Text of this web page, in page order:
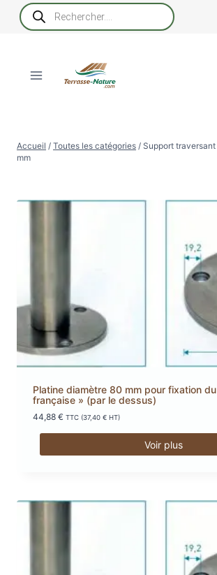
Recherche
de
produits
Accueil / Toutes les catégories / Support
mm
Platine diamètre 80 mm pour fixation
française » (par le dessus)
44,88 € TTC (37,40 € HT)
Voir plus